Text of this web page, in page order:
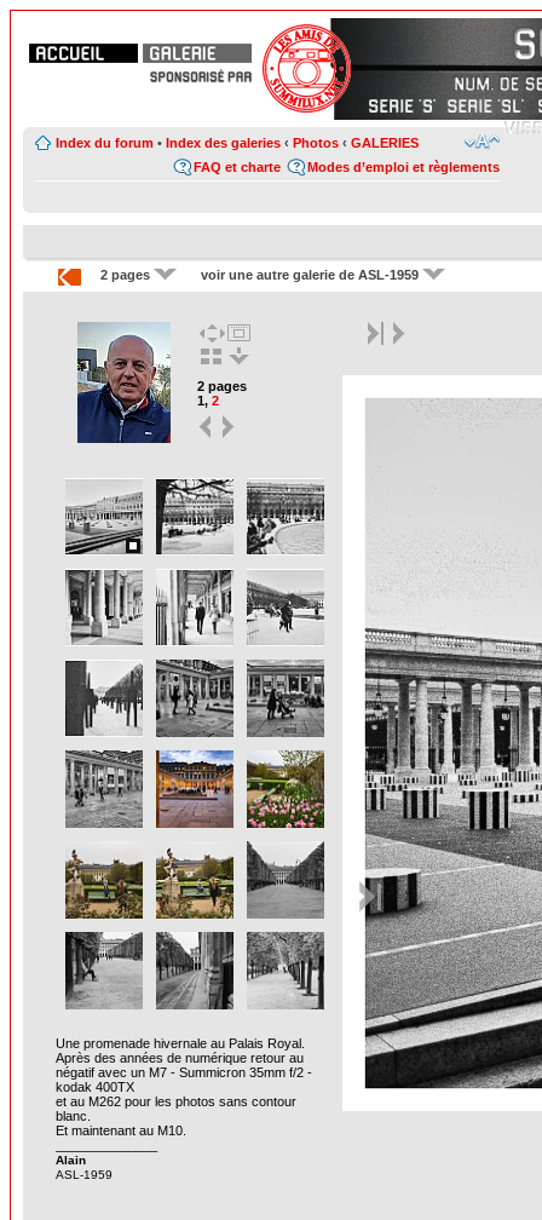
Index du forum • Index des galeries ‹ Photos ‹ GALERIES
Modes d’emploi et règlements
FAQ et charte
2 pages voir une autre galerie de ASL-1959
2 pages
1, 2
Une promenade hivernale au Palais Royal.
Après des années de numérique retour au
négatif avec un M7 - Summicron 35mm f/2 -
kodak 400TX
et au M262 pour les photos sans contour
blanc.
Et maintenant au M10.
Alain
ASL-1959